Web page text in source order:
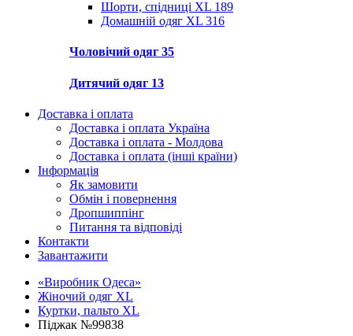
Шорти, спідниці XL 189
Домашній одяг XL 316
Чоловічий одяг 35
Дитячий одяг 13
Доставка і оплата
Доставка і оплата Україна
Доставка і оплата - Молдова
Доставка і оплата (інші країни)
Інформація
Як замовити
Обмін і повернення
Дропшиппінг
Питання та відповіді
Контакти
Завантажити
«Виробник Одеса»
Жіночий одяг XL
Куртки, пальто XL
Піджак №99838